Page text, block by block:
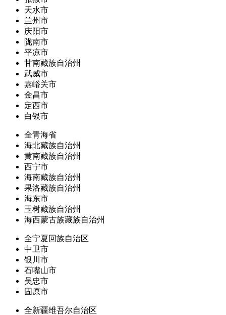
天水市
兰州市
庆阳市
陇南市
平凉市
甘南藏族自治州
武威市
嘉峪关市
金昌市
定西市
白银市
全青海省
海北藏族自治州
黄南藏族自治州
西宁市
海南藏族自治州
果洛藏族自治州
海东市
玉树藏族自治州
海西蒙古族藏族自治州
全宁夏回族自治区
中卫市
银川市
石嘴山市
吴忠市
固原市
全新疆维吾尔自治区